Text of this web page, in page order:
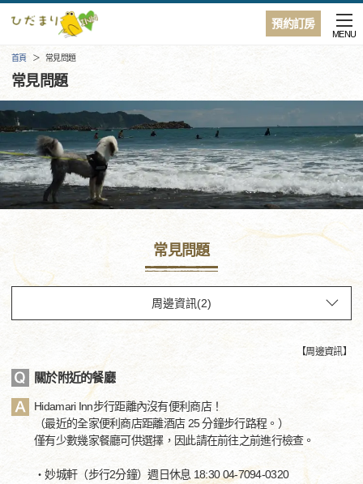
預約訂房
MENU
首頁 常見問題
常見問題
常見問題
【周邊資訊】
關於附近的餐廳
Hidamari Inn步行距離內沒有便利商店！
（最近的全家便利商店距離酒店 25 分鐘步行路程。）
僅有少數幾家餐廳可供選擇，因此請在前往之前進行檢查。
・妙城軒（步行2分鐘）週日休息 18:30 04-7094-0320